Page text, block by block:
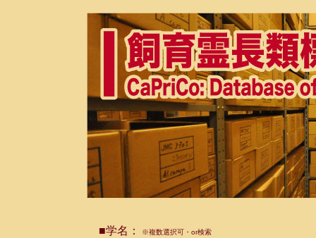
■学名： ※複数選択可・or検索